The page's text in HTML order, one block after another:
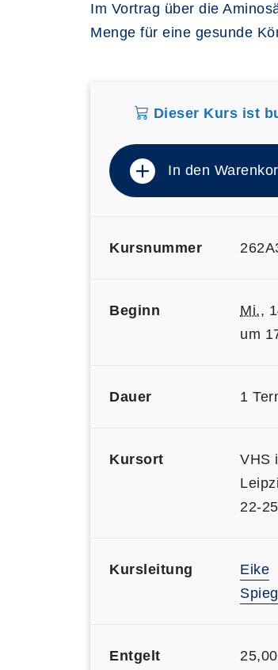
Im Vortrag über die
Menge für eine gesunde
Dieser Kurs ist
In den
Kursnummer
Beginn Mi.,
um
Dauer 1
Kursort
VHS
22-
Kursleitung
Eike
Entgelt